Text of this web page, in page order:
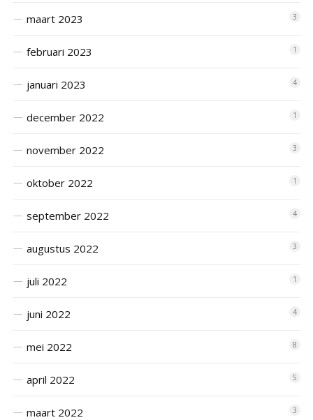
maart 2023 3
februari 2023 1
januari 2023 4
december 2022 1
november 2022 3
oktober 2022 1
september 2022 4
augustus 2022 3
juli 2022 1
juni 2022 4
mei 2022 8
april 2022 5
maart 2022 3